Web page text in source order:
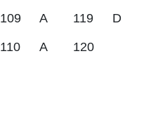
109 A 119 D
110 A 120